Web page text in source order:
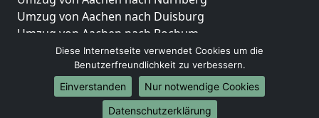
Umzug von Aachen nach Duisburg
Umzug von Aachen nach Bochum
Umzug von Aachen nach Wuppertal
Umzug von Aachen nach Bielefeld
Umzug von Aachen nach Bonn
Umzug von Aachen nach Münster
Diese Internetseite verwendet Cookies um die
Benutzerfreundlichkeit zu verbessern.
Einverstanden
Nur notwendige Cookies
Datenschutzerklärung